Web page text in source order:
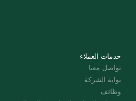
خدمات العملاء
تواصل معنا
بوابة الشركة
وظائف